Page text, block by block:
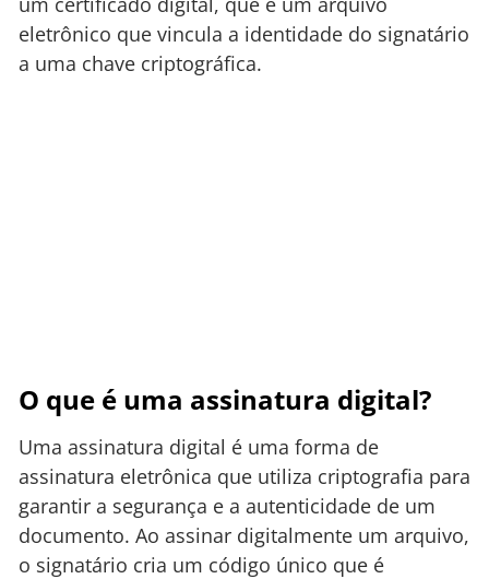
eletrônico que vincula a identidade do signatário
a uma chave criptográfica.
O que é uma assinatura digital?
Uma assinatura digital é uma forma de
assinatura eletrônica que utiliza criptografia para
garantir a segurança e a autenticidade de um
documento. Ao assinar digitalmente um arquivo,
o signatário cria um código único que é